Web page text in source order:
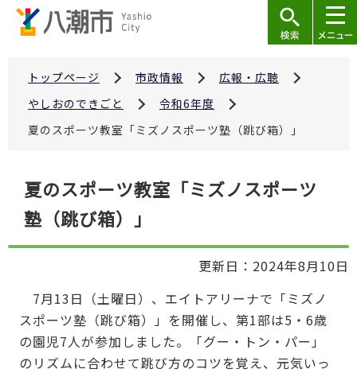
トップページ 市政情報
広報・広聴
やしおのできごと
令和6年度
夏のスポーツ教室「ミズノスポーツ塾（跳び箱）」
夏のスポーツ教室「ミズノスポーツ
塾（跳び箱）」
更新日：2024年8月10日
7月13日（土曜日）、エイトアリーナで「ミズノ
スポーツ塾（跳び箱）」を開催し、第1部は5・6歳
の園児7人が参加しました。「グー・トン・パー」
のリズムに合わせて跳び方のコツを覚え、元気いっ